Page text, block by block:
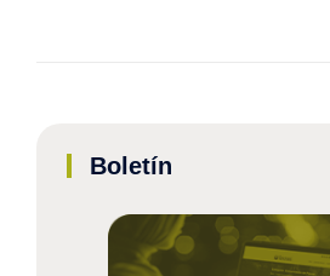
Boletín